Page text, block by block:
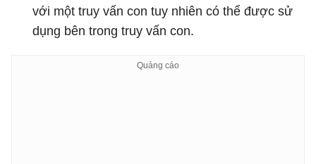
với một truy vấn con tuy nhiên có thể được sử
dụng bên trong truy vấn con.